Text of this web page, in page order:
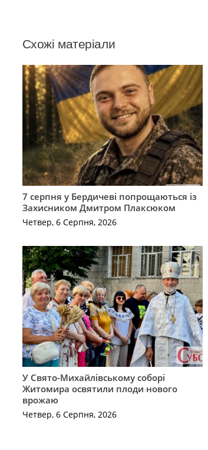
Схожі матеріали
7 серпня у Бердичеві попрощаються із
Захисником Дмитром Плаксюком
Четвер, 6 Серпня, 2026
У Свято-Михайлівському соборі
Житомира освятили плоди нового
врожаю
Четвер, 6 Серпня, 2026